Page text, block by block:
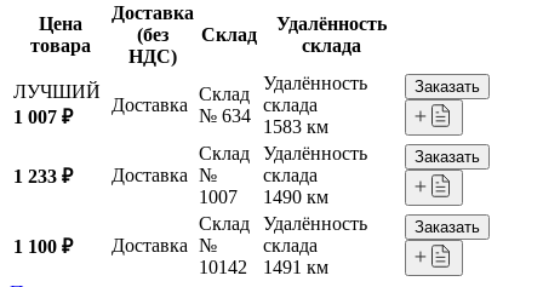
Цена
товара
Доставка
(без
НДС)
Склад
Удалённость
склада
ЛУЧШИЙ
1 007 ₽
Доставка
Склад
№ 634
Удалённость
склада
1583 км
Заказать
1 233 ₽ Доставка
Склад
№
1007
Удалённость
склада
1490 км
Заказать
1 100 ₽ Доставка
Склад
№
10142
Удалённость
склада
1491 км
Заказать